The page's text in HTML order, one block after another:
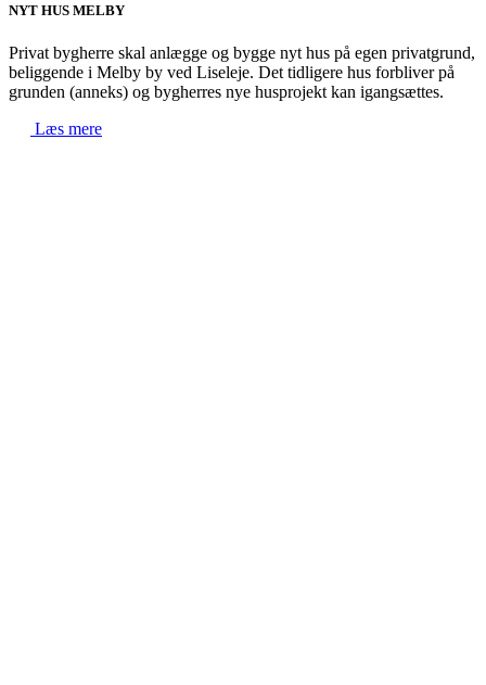
NYT HUS MELBY
Privat bygherre skal anlægge og bygge nyt hus på egen privatgrund,
beliggende i Melby by ved Liseleje. Det tidligere hus forbliver på
grunden (anneks) og bygherres nye husprojekt kan igangsættes.
Læs mere